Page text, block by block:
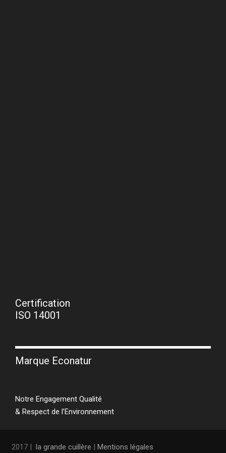
Certification
ISO 14001
Marque Econatur
Notre Engagement Qualité
& Respect de l’Environnement
2017 | la grande cuillère | Mentions légales